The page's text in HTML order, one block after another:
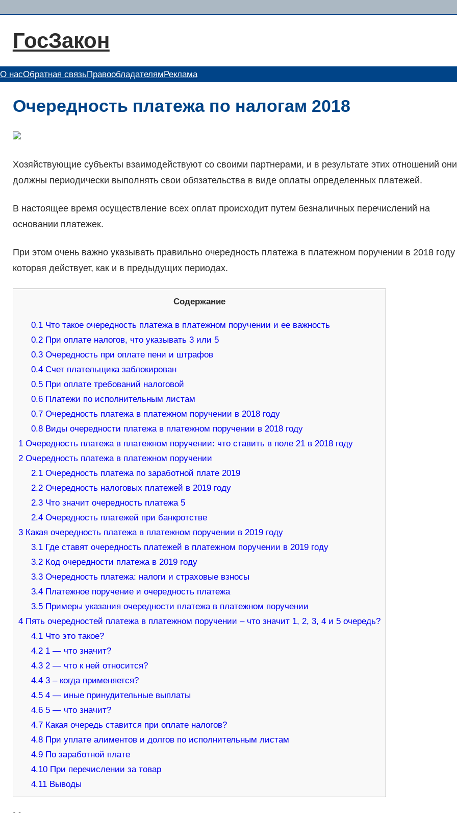
содержимому
ГосЗакон
О насОбратная связьПравообладателям Реклама
Очередность платежа по налогам 2018
Хозяйствующие субъекты взаимодействуют со своими партнерами, и в результате этих отношений они
должны периодически выполнять свои обязательства в виде оплаты определенных платежей.
В настоящее время осуществление всех оплат происходит путем безналичных перечислений на
основании платежек.
При этом очень важно указывать правильно очередность платежа в платежном поручении в 2018 году
которая действует, как и в предыдущих периодах.
Содержание
0.1 Что такое очередность платежа в платежном поручении и ее важность
0.2 При оплате налогов, что указывать 3 или 5
0.3 Очередность при оплате пени и штрафов
0.4 Счет плательщика заблокирован
0.5 При оплате требований налоговой
0.6 Платежи по исполнительным листам
0.7 Очередность платежа в платежном поручении в 2018 году
0.8 Виды очередности платежа в платежном поручении в 2018 году
1Очередность платежа в платежном поручении: что ставить в поле 21 в 2018 году
2Очередность платежа в платежном поручении
2.1 Очередность платежа по заработной плате 2019
2.2 Очередность налоговых платежей в 2019 году
2.3 Что значит очередность платежа 5
2.4 Очередность платежей при банкротстве
3Какая очередность платежа в платежном поручении в 2019 году
3.1 Где ставят очередность платежей в платежном поручении в 2019 году
3.2 Код очередности платежа в 2019 году
3.3 Очередность платежа: налоги и страховые взносы
3.4 Платежное поручение и очередность платежа
3.5 Примеры указания очередности платежа в платежном поручении
4Пять очередностей платежа в платежном поручении – что значит 1, 2, 3, 4 и 5 очередь?
4.1 Что это такое?
4.2 1 — что значит?
4.3 2 — что к ней относится?
4.4 3 – когда применяется?
4.5 4 — иные принудительные выплаты
4.6 5 — что значит?
4.7 Какая очередь ставится при оплате налогов?
4.8 При уплате алиментов и долгов по исполнительным листам
4.9 По заработной плате
4.10 При перечислении за товар
4.11 Выводы